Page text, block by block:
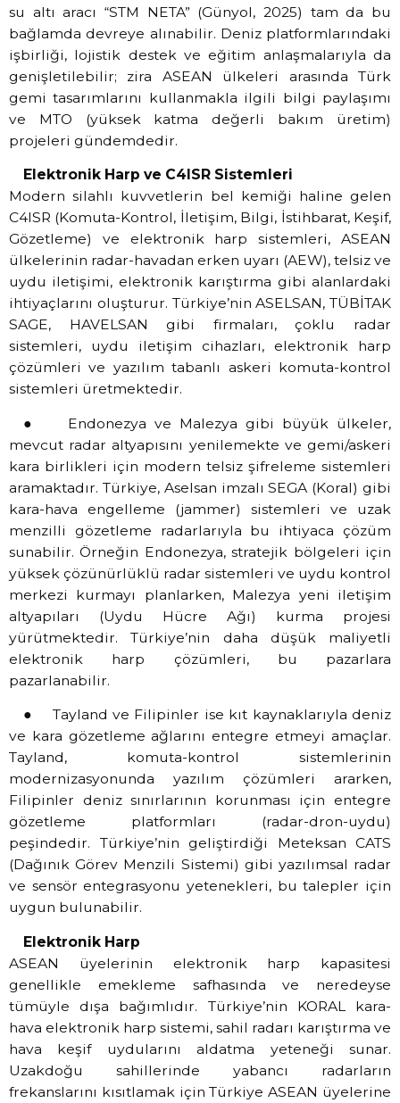
su altı aracı “STM NETA” (Günyol, 2025) tam da bu
bağlamda devreye alınabilir. Deniz platformlarındaki
işbirliği, lojistik destek ve eğitim anlaşmalarıyla da
genişletilebilir; zira ASEAN ülkeleri arasında Türk
gemi tasarımlarını kullanmakla ilgili bilgi paylaşımı
ve MTO (yüksek katma değerli bakım üretim)
projeleri gündemdedir.
Elektronik Harp ve C4ISR Sistemleri
Modern silahlı kuvvetlerin bel kemiği haline gelen
C4ISR (Komuta-Kontrol, İletişim, Bilgi, İstihbarat, Keşif,
Gözetleme) ve elektronik harp sistemleri, ASEAN
ülkelerinin radar-havadan erken uyarı (AEW), telsiz ve
uydu iletişimi, elektronik karıştırma gibi alanlardaki
ihtiyaçlarını oluşturur. Türkiye’nin ASELSAN, TÜBİTAK
SAGE, HAVELSAN gibi firmaları, çoklu radar
sistemleri, uydu iletişim cihazları, elektronik harp
çözümleri ve yazılım tabanlı askeri komuta-kontrol
sistemleri üretmektedir.
● Endonezya ve Malezya gibi büyük ülkeler,
mevcut radar altyapısını yenilemekte ve gemi/askeri
kara birlikleri için modern telsiz şifreleme sistemleri
aramaktadır. Türkiye, Aselsan imzalı SEGA (Koral) gibi
kara-hava engelleme (jammer) sistemleri ve uzak
menzilli gözetleme radarlarıyla bu ihtiyaca çözüm
sunabilir. Örneğin Endonezya, stratejik bölgeleri için
yüksek çözünürlüklü radar sistemleri ve uydu kontrol
merkezi kurmayı planlarken, Malezya yeni iletişim
altyapıları (Uydu Hücre Ağı) kurma projesi
yürütmektedir. Türkiye’nin daha düşük maliyetli
elektronik harp çözümleri, bu pazarlara
pazarlanabilir.
● Tayland ve Filipinler ise kıt kaynaklarıyla deniz
ve kara gözetleme ağlarını entegre etmeyi amaçlar.
Tayland, komuta-kontrol sistemlerinin
modernizasyonunda yazılım çözümleri ararken,
Filipinler deniz sınırlarının korunması için entegre
gözetleme platformları (radar-dron-uydu)
peşindedir. Türkiye’nin geliştirdiği Meteksan CATS
(Dağınık Görev Menzili Sistemi) gibi yazılımsal radar
ve sensör entegrasyonu yetenekleri, bu talepler için
uygun bulunabilir.
Elektronik Harp
ASEAN üyelerinin elektronik harp kapasitesi
genellikle emekleme safhasında ve neredeyse
tümüyle dışa bağımlıdır. Türkiye’nin KORAL kara-
hava elektronik harp sistemi, sahil radarı karıştırma ve
hava keşif uydularını aldatma yeteneği sunar.
Uzakdoğu sahillerinde yabancı radarların
frekanslarını kısıtlamak için Türkiye ASEAN üyelerine